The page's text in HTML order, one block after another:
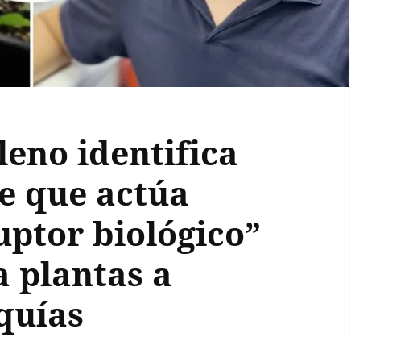
identifica
que actúa
biológico”
plantas a